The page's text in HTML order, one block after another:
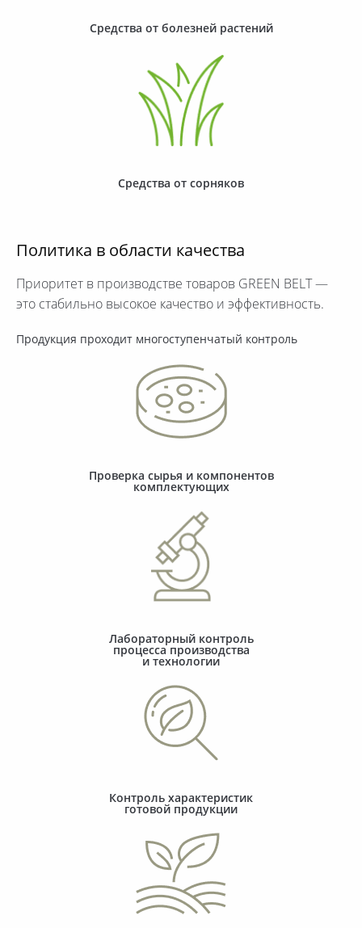
Средства от болезней растений
Средства от сорняков
Политика в области качества
Приоритет в производстве товаров GREEN BELT —
это стабильно высокое качество и эффективность.
Продукция проходит многоступенчатый контроль
Проверка сырья и компонентов
комплектующих
Лабораторный контроль
процесса производства
и технологии
Контроль характеристик
готовой продукции